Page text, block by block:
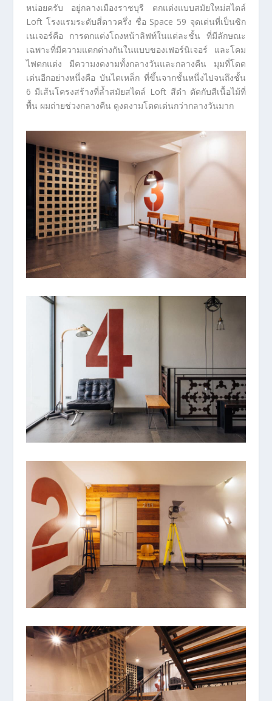
หน่อยครับ อยู่กลางเมืองราชบุรี ตกแต่งแบบสมัยใหม่สไตล์
Loft โรงแรมระดับสี่ดาวครึ่ง ชื่อ Space 59 จุดเด่นที่เป็นซิก
เนเจอร์คือ การตกแต่งโถงหน้าลิฟท์ในแต่ละชั้น ที่มีลักษณะ
เฉพาะที่มีความแตกต่างกันในแบบของเฟอร์นิเจอร์ และโคม
ไฟตกแต่ง มีความงดงามทั้งกลางวันและกลางคืน มุมที่โดด
เด่นอีกอย่างหนึ่งคือ บันไดเหล็ก ที่ขึ้นจากชั้นหนึ่งไปจนถึงชั้น
6 มีเส้นโครงสร้างที่ล้ำสมัยสไตล์ Loft สีดำ ตัดกับสีเนื้อไม้ที่
พื้น ผมถ่ายช่วงกลางคืน ดูงดงามโดดเด่นกว่ากลางวันมาก